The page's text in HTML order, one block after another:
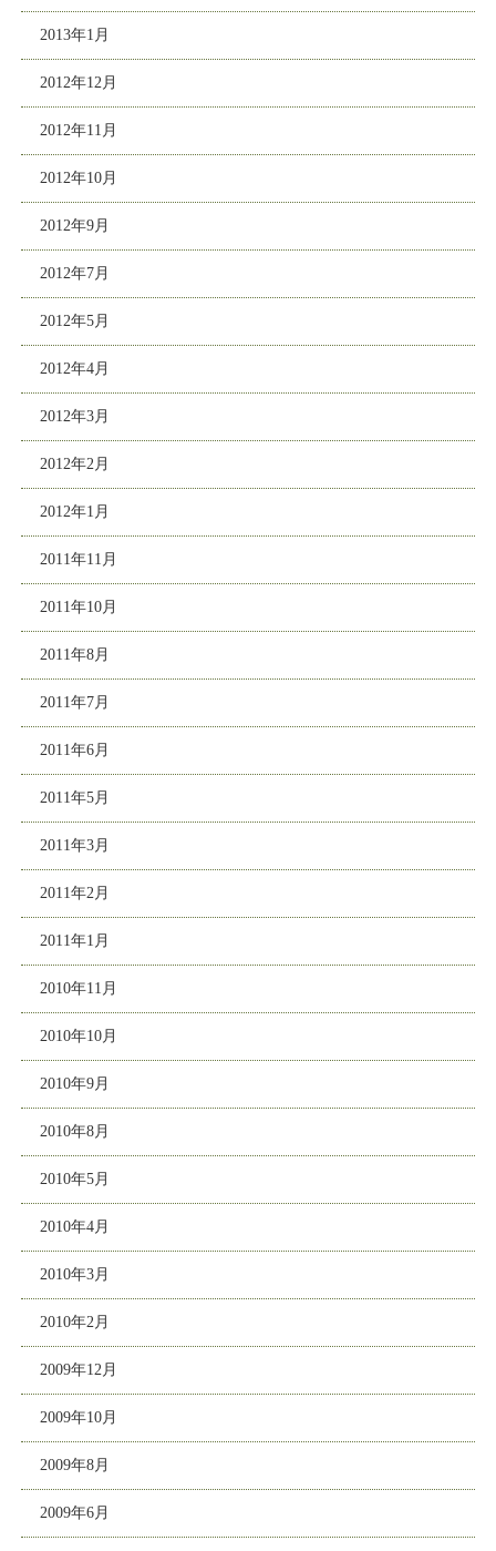
2013年1月
2012年12月
2012年11月
2012年10月
2012年9月
2012年7月
2012年5月
2012年4月
2012年3月
2012年2月
2012年1月
2011年11月
2011年10月
2011年8月
2011年7月
2011年6月
2011年5月
2011年3月
2011年2月
2011年1月
2010年11月
2010年10月
2010年9月
2010年8月
2010年5月
2010年4月
2010年3月
2010年2月
2009年12月
2009年10月
2009年8月
2009年6月